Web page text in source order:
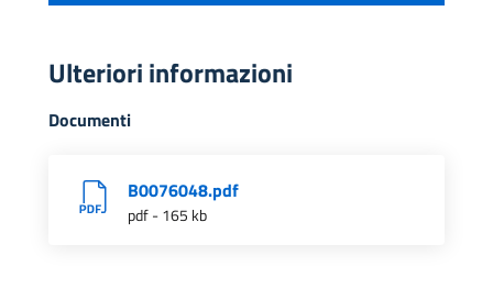
Ulteriori informazioni
Documenti
B0076048.pdf
pdf - 165 kb